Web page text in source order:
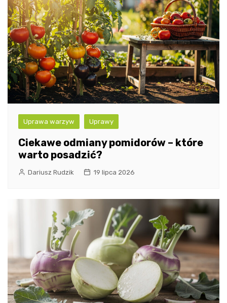
Uprawa warzyw Uprawy
Ciekawe odmiany pomidorów – które
warto posadzić?
Dariusz Rudzik 19 lipca 2026